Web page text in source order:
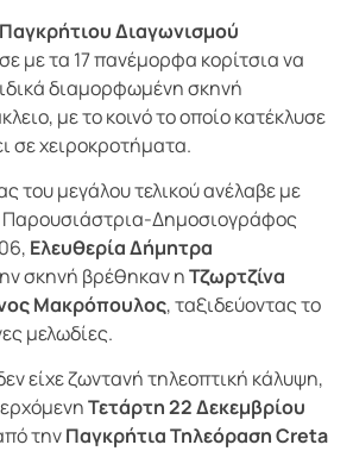
Παγκρήτιου Διαγωνισμού
με τα 17 πανέμορφα κορίτσια να
διαμορφωμένη σκηνή
με το κοινό το οποίο κατέκλυσε
σε χειροκροτήματα.
του μεγάλου τελικού ανέλαβε με
Παρουσιάστρια-Δημοσιογράφος
Ελευθερία Δήμητρα
σκηνή βρέθηκαν ηΤζωρτζίνα
Μακρόπουλος, ταξιδεύοντας το
μελωδίες.
είχε ζωντανή τηλεοπτική κάλυψη,
Τετάρτη 22 Δεκεμβρίου
τηνΠαγκρήτιαΤηλεόρασηCreta